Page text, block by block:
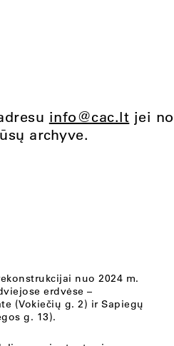
info@cac.lt jei
archyve.
nuo 2024 m.
erdvėse –
(Vokiečių g. 2) ir Sapiegų
g. 13).